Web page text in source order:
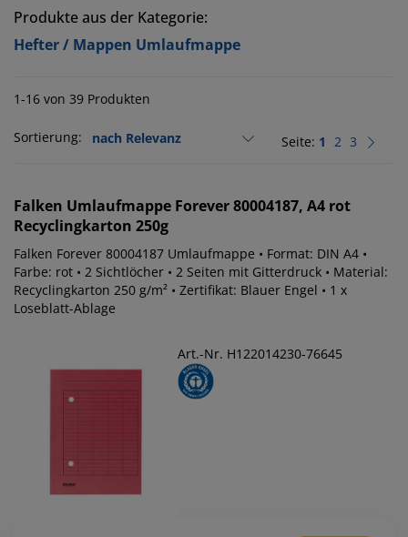
Produkte aus der Kategorie:
Hefter / Mappen Umlaufmappe
1-16 von 39 Produkten
Sortierung: Seite: 1 2 3
Falken Umlaufmappe Forever 80004187, A4 rot
Recyclingkarton 250g
Falken Forever 80004187 Umlaufmappe • Format: DIN A4 •
Farbe: rot • 2 Sichtlöcher • 2 Seiten mit Gitterdruck • Material:
Recyclingkarton 250 g/m² • Zertifikat: Blauer Engel • 1 x
Loseblatt-Ablage
Art.-Nr. H122014230-76645